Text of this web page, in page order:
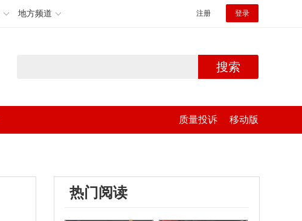
地方频道 注册 登录
搜索
质量投诉 移动版
热门阅读